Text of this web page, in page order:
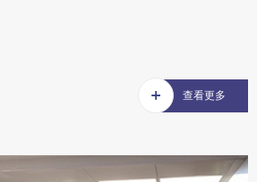
查看更多